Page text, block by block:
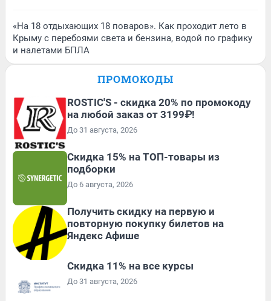
«На 18 отдыхающих 18 поваров». Как проходит лето в
Крыму с перебоями света и бензина, водой по графику
и налетами БПЛА
ПРОМОКОДЫ
ROSTIC'S - скидка 20% по промокоду
на любой заказ от 3199₽!
До 31 августа, 2026
Скидка 15% на ТОП-товары из
подборки
До 6 августа, 2026
Получить скидку на первую и
повторную покупку билетов на
Яндекс Афише
Скидка 11% на все курсы
До 31 августа, 2026